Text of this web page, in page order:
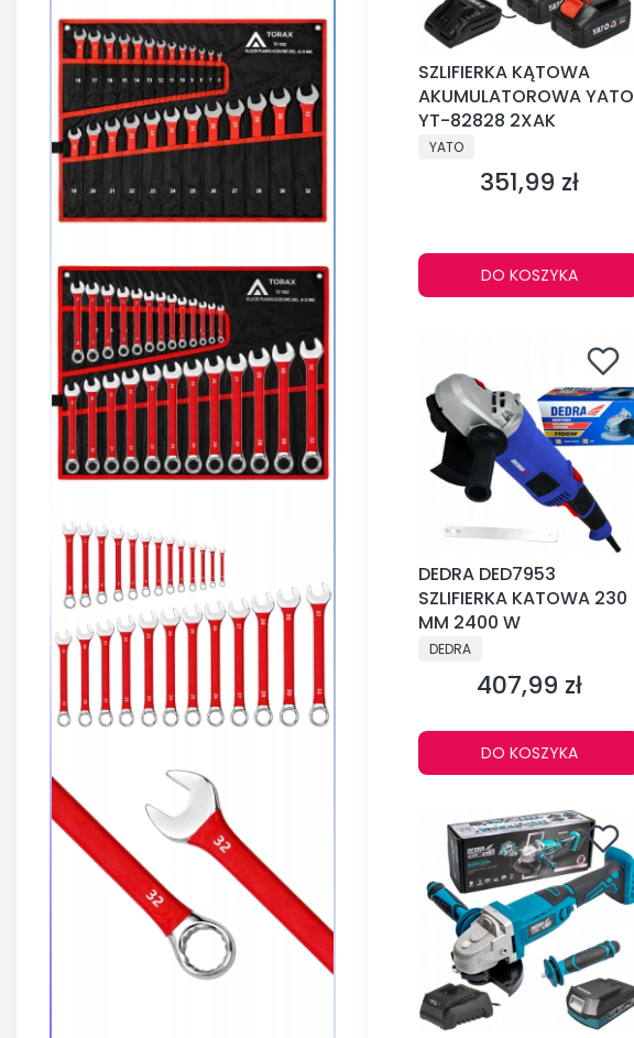
SZLIFIERKA KĄTOWA
AKUMULATOROWA YATO
YT-82828 2XAK
PRODUCENT
YATO
Cena
351,99 zł
DO KOSZYKA
DEDRA DED7953
SZLIFIERKA KATOWA 230
MM 2400 W
PRODUCENT
DEDRA
Cena
407,99 zł
DO KOSZYKA